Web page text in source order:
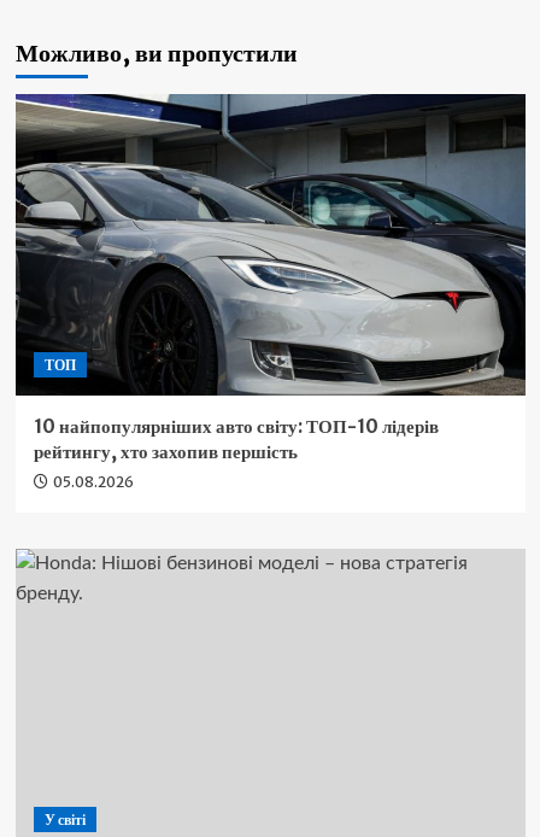
Можливо, ви пропустили
ТОП
10 найпопулярніших авто світу: ТОП-10 лідерів
рейтингу, хто захопив першість
05.08.2026
У світі